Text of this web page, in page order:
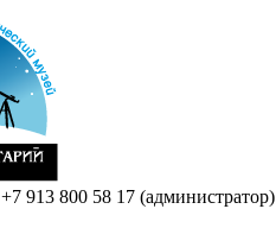
+7 913 800 58 17 (администратор)